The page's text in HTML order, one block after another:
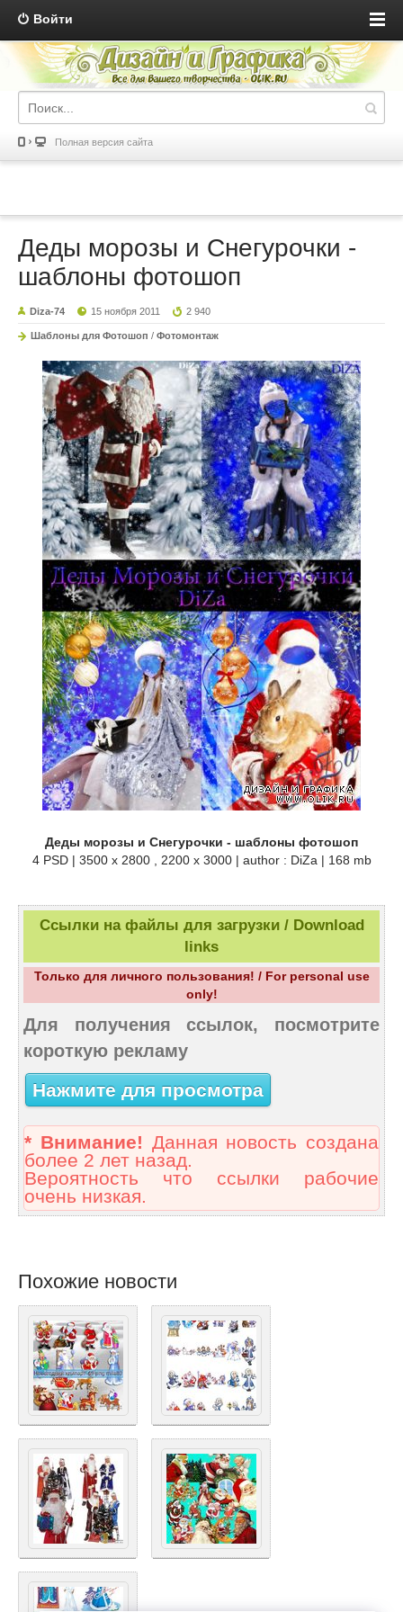
Войти
Полная версия сайта
Деды морозы и Снегурочки -
шаблоны фотошоп
Diza-74 15 ноября 2011 2 940
Шаблоны для Фотошоп / Фотомонтаж
Деды морозы и Снегурочки - шаблоны фотошоп
4 PSD | 3500 x 2800 , 2200 x 3000 | author : DiZa | 168 mb
Ссылки на файлы для загрузки / Download
links
Только для личного пользования! / For personal use
only!
Для получения ссылок, посмотрите
короткую рекламу
Нажмите для просмотра
* Внимание! Данная новость создана
более 2 лет назад.
Вероятность что ссылки рабочие
очень низкая.
Похожие новости